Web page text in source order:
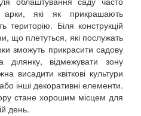
арки, які як прикрашають
територію. Біля конструкцій
що плетуться, які послужать
зможуть прикрасити садову
ділянку, відмежувати зону
висадити квіткові культури
інші декоративні елементи.
стане хорошим місцем для
день.